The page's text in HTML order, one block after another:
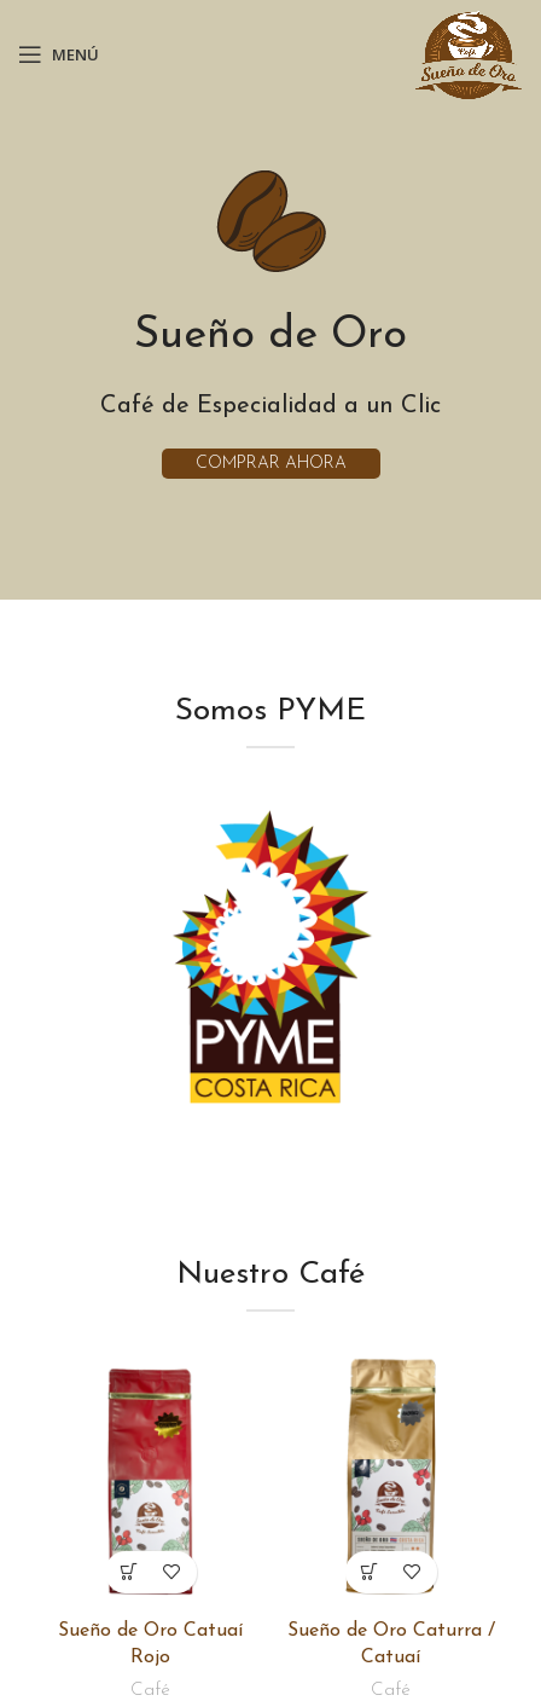
MENÚ
Sueño de Oro
Café de Especialidad a un Clic
COMPRAR AHORA
Somos PYME
Nuestro Café
Sueño de Oro Catuaí
Rojo
Café
Sueño de Oro Caturra /
Catuaí
Café